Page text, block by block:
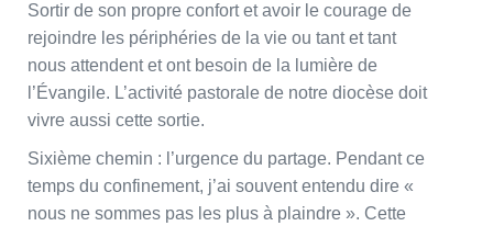
Sortir de son propre confort et avoir le courage de
rejoindre les périphéries de la vie ou tant et tant
nous attendent et ont besoin de la lumière de
l’Évangile. L’activité pastorale de notre diocèse doit
vivre aussi cette sortie.
Sixième chemin : l’urgence du partage. Pendant ce
temps du confinement, j’ai souvent entendu dire «
nous ne sommes pas les plus à plaindre ». Cette